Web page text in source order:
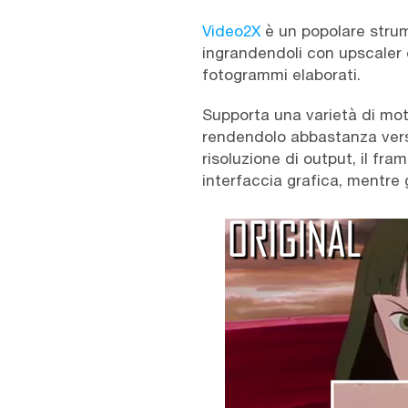
Video2Xè un popolare
ingrandendoli con
fotogrammi elaborati.
Supporta una varietà di
rendendolo abbastanza
risoluzione di output, il
interfaccia grafica, mentre